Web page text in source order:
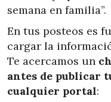
semana en familia”.
En tus posteos es
cargar la
Te acercamos un
antes de publicar
cualquier portal: